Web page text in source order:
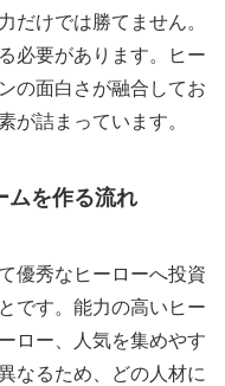
だけでは勝てません。
必要があります。ヒー
の面白さが融合してお
が詰まっています。
ムを作る流れ
優秀なヒーローへ投資
です。能力の高いヒー
ロー、人気を集めやす
なるため、どの人材に